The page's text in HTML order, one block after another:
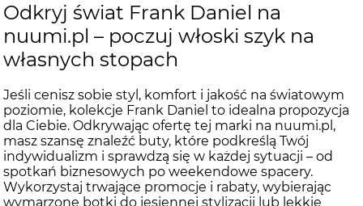
Odkryj świat Frank Daniel na
nuumi.pl – poczuj włoski szyk na
własnych stopach
Jeśli cenisz sobie styl, komfort i jakość na światowym
poziomie, kolekcje Frank Daniel to idealna propozycja
dla Ciebie. Odkrywając ofertę tej marki na nuumi.pl,
masz szansę znaleźć buty, które podkreślą Twój
indywidualizm i sprawdzą się w każdej sytuacji – od
spotkań biznesowych po weekendowe spacery.
Wykorzystaj trwające promocje i rabaty, wybierając
wymarzone botki do jesiennej stylizacji lub lekkie